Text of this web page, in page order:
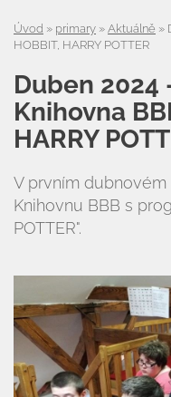
Úvod
Organizace
Úvod » primary » Aktuálně »
HOBBIT, HARRY POTTER
Duben 2024
Knihovna
HARRY
V prvním
Knihovnu BBB s
POTTER".